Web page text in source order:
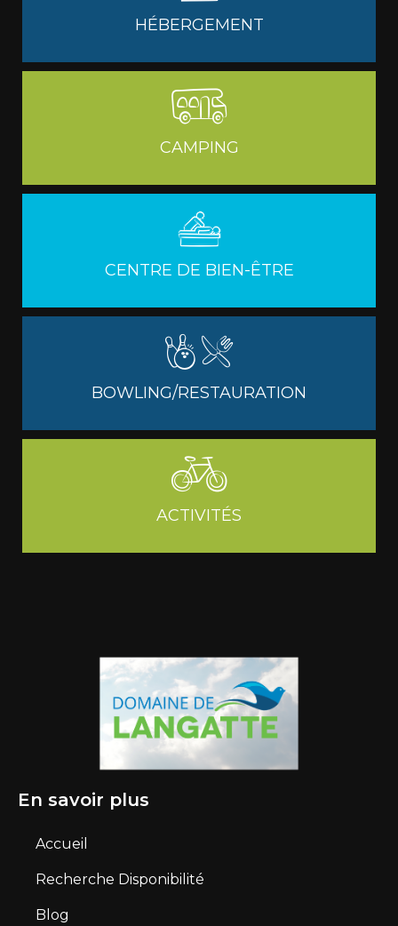
HÉBERGEMENT
CAMPING
CENTRE DE BIEN-ÊTRE
BOWLING/RESTAURATION
ACTIVITÉS
En savoir plus
Accueil
Recherche Disponibilité
Blog